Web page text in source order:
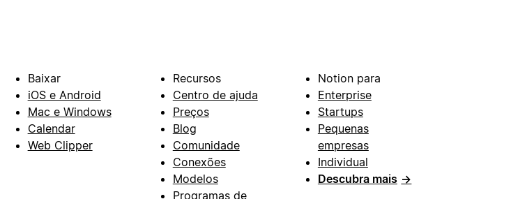
Baixar
iOS e Android
Mac e Windows
Calendar
Web Clipper
Recursos
Centro de ajuda
Preços
Blog
Comunidade
Conexões
Modelos
Programas de
Notion para
Enterprise
Startups
Pequenas
empresas
Individual
Descubra mais →